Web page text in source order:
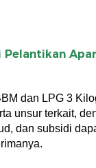
dan LPG 3
unsur terkait,
dan subsidi